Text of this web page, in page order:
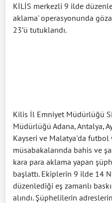
KİLİS merkezli 9 ilde
aklama' operasyonunda
23’ü tutuklandı.
Kilis İl Emniyet Müdürlüğü
Müdürlüğü Adana, Antalya,
Kayseri ve Malatya'da futbol
müsabakalarında bahis ve
kara para aklama yapan
başlattı. Ekiplerin 9 ilde 14
düzenlediği eş zamanlı
alındı. Şüphelilerin